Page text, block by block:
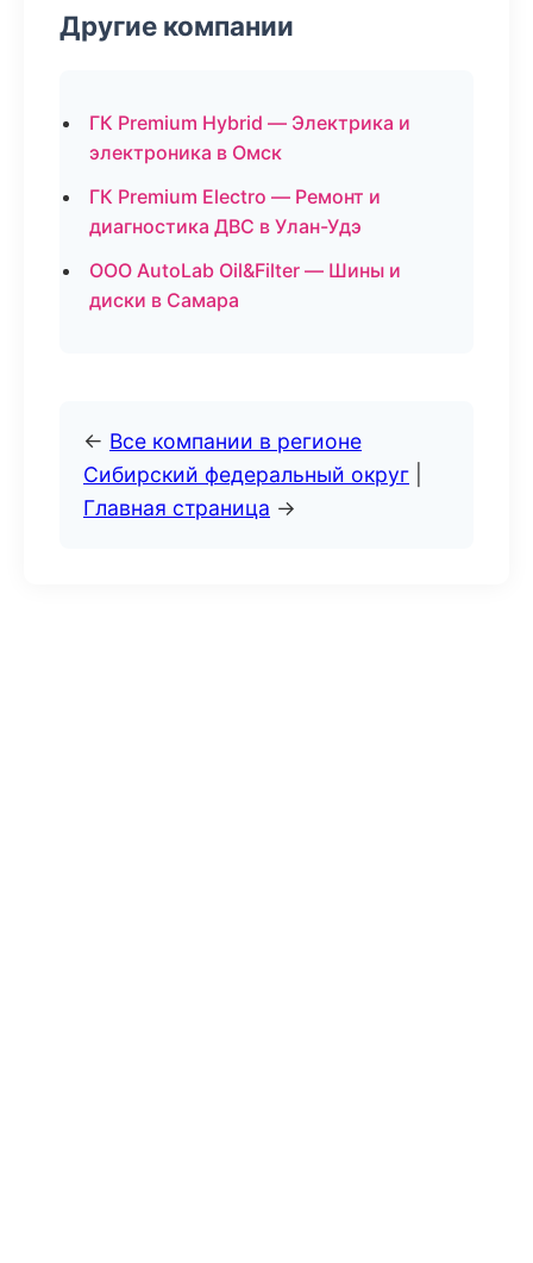
Другие компании
ГК Premium Hybrid — Электрика и
электроника в Омск
ГК Premium Electro — Ремонт и
диагностика ДВС в Улан-Удэ
ООО AutoLab Oil&Filter — Шины и
диски в Самара
← Все компании в регионе
Сибирский федеральный округ
Главная страница →